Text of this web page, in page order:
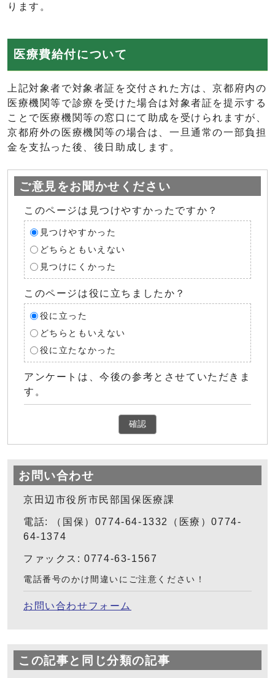
ります。
医療費給付について
上記対象者で対象者証を交付された方は、京都府内の
医療機関等で診療を受けた場合は対象者証を提示する
ことで医療機関等の窓口にて助成を受けられますが、
京都府外の医療機関等の場合は、一旦通常の一部負担
金を支払った後、後日助成します。
ご意見をお聞かせください
このページは見つけやすかったですか？
見つけやすかった
どちらともいえない
見つけにくかった
このページは役に立ちましたか？
役に立った
どちらともいえない
役に立たなかった
アンケートは、今後の参考とさせていただきま
す。
確認
お問い合わせ
京田辺市役所市民部国保医療課
電話: （国保）0774-64-1332（医療）0774-
64-1374
ファックス: 0774-63-1567
電話番号のかけ間違いにご注意ください！
お問い合わせフォーム
この記事と同じ分類の記事